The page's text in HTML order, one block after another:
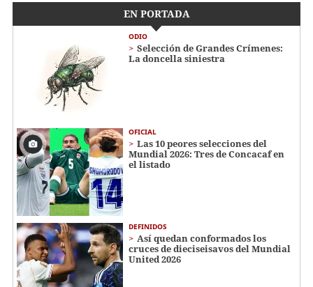
EN PORTADA
ODIO
Selección de Grandes Crímenes:
La doncella siniestra
OFICIAL
Las 10 peores selecciones del
Mundial 2026: Tres de Concacaf en
el listado
DEFINIDOS
Así quedan conformados los
cruces de dieciseisavos del Mundial
United 2026